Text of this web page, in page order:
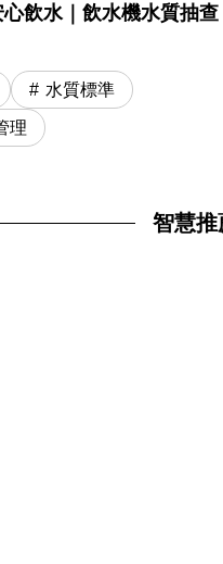
心飲水｜飲水機水質抽查
水質標準
理
智慧